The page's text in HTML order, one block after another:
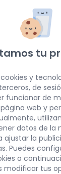
pieza
tu
y
de
funcionar de
web y
datos de la
ajustar la
Puedes
a
modificar tus